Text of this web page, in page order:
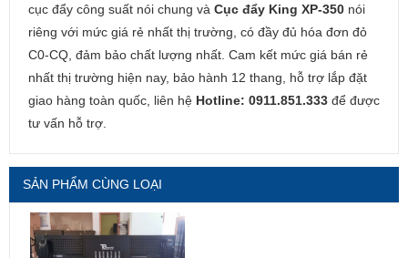
cục đẩy công suất nói chung và Cục đẩy King XP-350 nói
riêng với mức giá rẻ nhất thị trường, có đầy đủ hóa đơn đỏ
C0-CQ, đảm bảo chất lượng nhất. Cam kết mức giá bán rẻ
nhất thị trường hiện nay, bảo hành 12 thang, hỗ trợ lắp đặt
giao hàng toàn quốc, liên hệ Hotline: 0911.851.333 để được
tư vấn hỗ trợ.
SẢN PHẨM CÙNG LOẠI